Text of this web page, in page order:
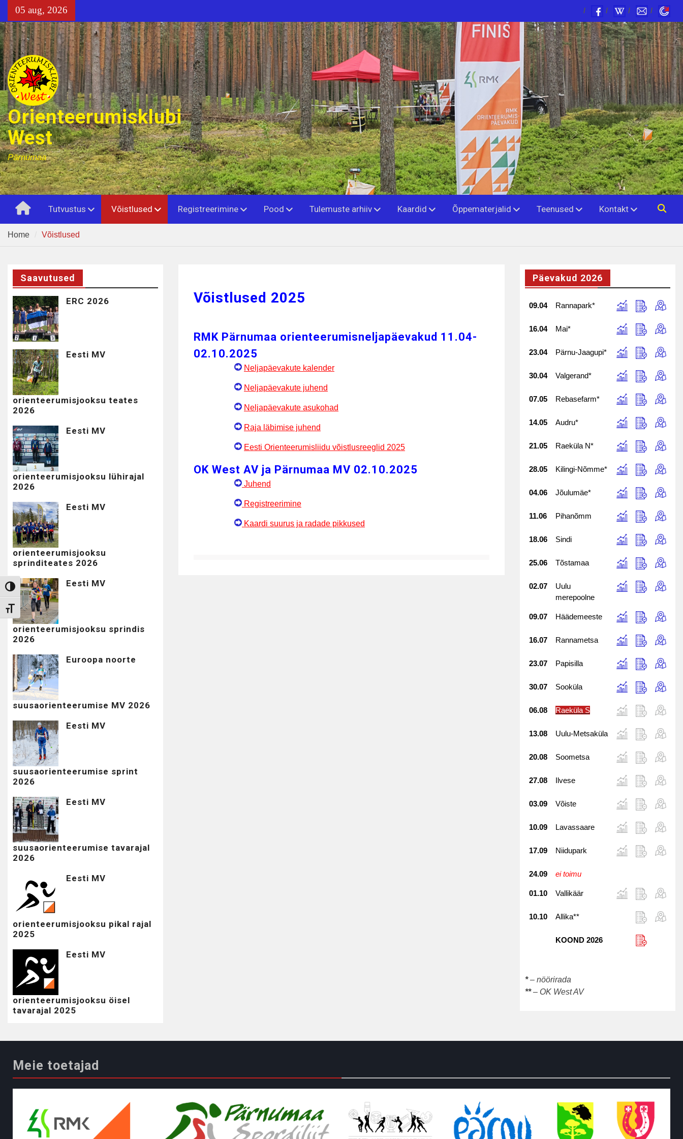
Toggle High Contrast
Toggle Font size
content
05 aug, 2026
Orienteerumisklubi
West
Pärnumaa
HomeTutvustus Võistlused Registreerimine Pood Tulemuste arhiiv Kaardid Õppematerjalid Teenused Kontakt
Home Võistlused
Võistlused 2025
RMK Pärnumaa orienteerumisneljapäevakud 11.04-
02.10.2025
Neljapäevakute kalender
Neljapäevakute juhend
Neljapäevakute asukohad
Raja läbimise juhend
Eesti Orienteerumisliidu võistlusreeglid 2025
OK West AV ja Pärnumaa MV 02.10.2025
Juhend
Registreerimine
Kaardi suurus ja radade pikkused
Päevakud 2026
09.04 Rannapark*
16.04 Mai*
23.04 Pärnu-Jaagupi*
30.04 Valgerand*
07.05 Rebasefarm*
14.05 Audru*
21.05 Raeküla N*
28.05 Kilingi-Nõmme*
04.06 Jõulumäe*
11.06 Pihanõmm
18.06 Sindi
25.06 Tõstamaa
02.07
Uulu
merepoolne
09.07 Häädemeeste
16.07 Rannametsa
23.07 Papisilla
30.07 Sooküla
06.08 Raeküla S
13.08 Uulu-Metsaküla
20.08 Soometsa
27.08 Ilvese
03.09 Võiste
10.09 Lavassaare
17.09 Niidupark
24.09 ei toimu
01.10 Vallikäär
10.10 Allika**
KOOND 2026
*– nöörirada
**– OK West AV
Saavutused
ERC 2026
Eesti MV
orienteerumisjooksu teates
2026
Eesti MV
orienteerumisjooksu lühirajal
2026
Eesti MV
orienteerumisjooksu
sprinditeates 2026
Eesti MV
orienteerumisjooksu sprindis
2026
Euroopa noorte
suusaorienteerumise MV 2026
Eesti MV
suusaorienteerumise sprint
2026
Eesti MV
suusaorienteerumise tavarajal
2026
Eesti MV
orienteerumisjooksu pikal rajal
2025
Eesti MV
orienteerumisjooksu öisel
tavarajal 2025
Meie toetajad